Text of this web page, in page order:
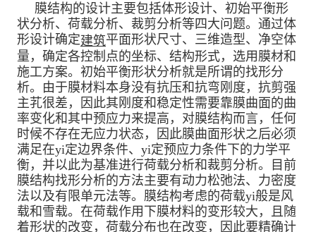
膜结构的设计主要包括体形设计、初始平衡形
状分析、荷载分析、裁剪分析等四大问题。通过体
形设计确定建筑平面形状尺寸、三维造型、净空体
量，确定各控制点的坐标、结构形式，选用膜材和
施工方案。初始平衡形状分析就是所谓的找形分
析。由于膜材料本身没有抗压和抗弯刚度，抗剪强
主芤很差，因此其刚度和稳定性需要靠膜曲面的曲
率变化和其中预应力来提高，对膜结构而言，任何
时候不存在无应力状态，因此膜曲面形状之后必须
满足在yi定边界条件、yi定预应力条件下的力学平
衡，并以此为基准进行荷载分析和裁剪分析。目前
膜结构找形分析的方法主要有动力松弛法、力密度
法以及有限单元法等。膜结构考虑的荷载yi般是风
载和雪载。在荷载作用下膜材料的变形较大，且随
着形状的改变，荷载分布也在改变，因此要精确计